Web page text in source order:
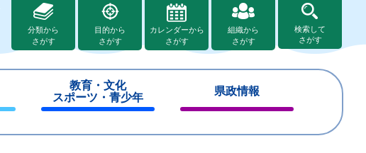
分類から
さがす
目的から
さがす
カレンダーから
さがす
組織から
さがす
検索して
さがす
教育・文化
スポーツ・青少年
じ
県政情報
じ